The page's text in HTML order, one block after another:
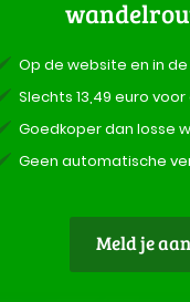
Op de website en in
Slechts 13,49 euro
Goedkoper dan losse
Geen automatische
Meld je aan